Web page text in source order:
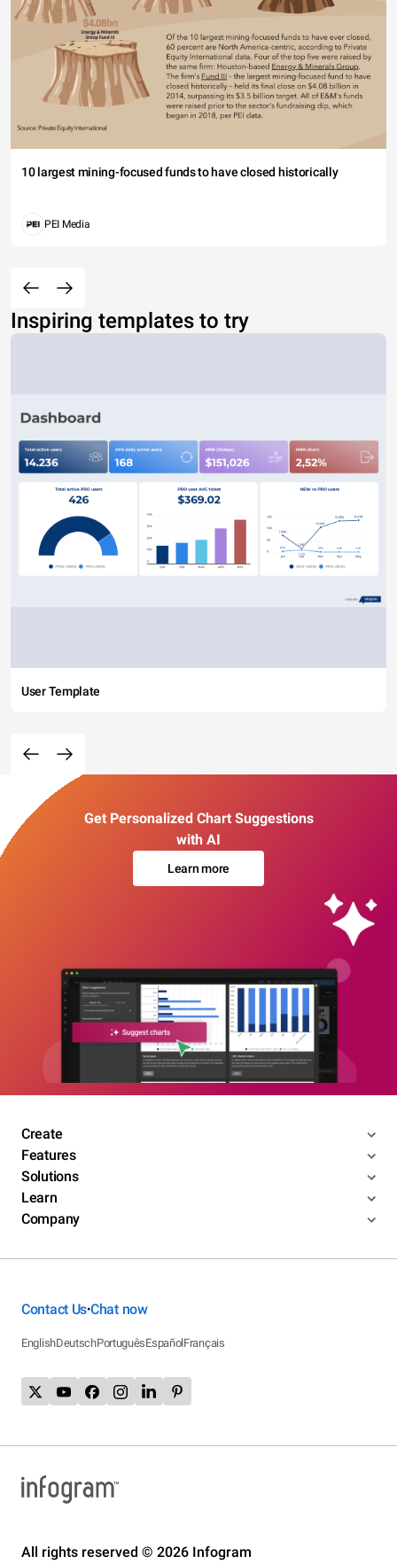
10 largest mining-focused funds to have closed historically
PEI Media
Inspiring templates to try
User Template
Get Personalized Chart Suggestions
with AI
Learn more
Create
Features
Solutions
Learn
Company
Contact Us•Chat now
EnglishDeutschPortuguêsEspañolFrançais
All rights reserved © 2026 Infogram